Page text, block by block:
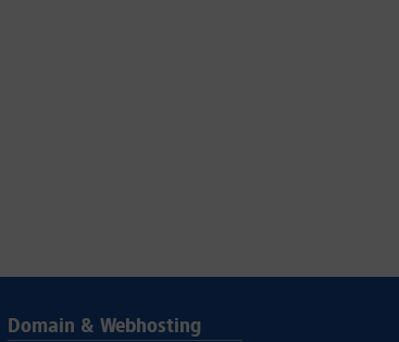
Domain & Webhosting